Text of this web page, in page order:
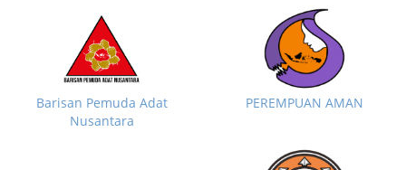
Barisan Pemuda Adat
Nusantara
PEREMPUAN AMAN